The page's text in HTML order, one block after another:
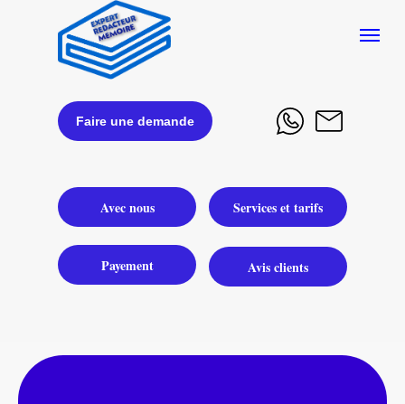
Avec nous Services et tarifs
Payement Avis clients
Faire une demande